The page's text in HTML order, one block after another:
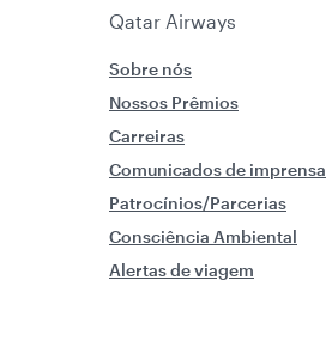
Qatar Airways
Sobre nós
Nossos Prêmios
Carreiras
Comunicados de imprensa
Patrocínios/Parcerias
Consciência Ambiental
Alertas de viagem